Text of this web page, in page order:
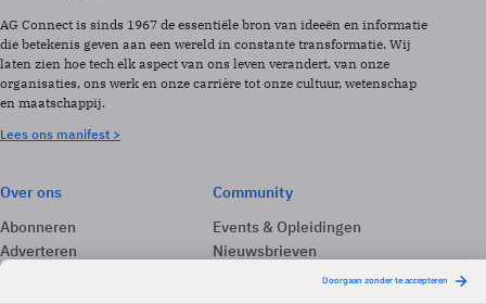
AG Connect is sinds 1967 de essentiële bron van ideeën en informatie
die betekenis geven aan een wereld in constante transformatie. Wij
laten zien hoe tech elk aspect van ons leven verandert, van onze
organisaties, ons werk en onze carrière tot onze cultuur, wetenschap
en maatschappij.
Lees ons manifest >
Over ons
Abonneren
Adverteren
Community
Events & Opleidingen
Nieuwsbrieven